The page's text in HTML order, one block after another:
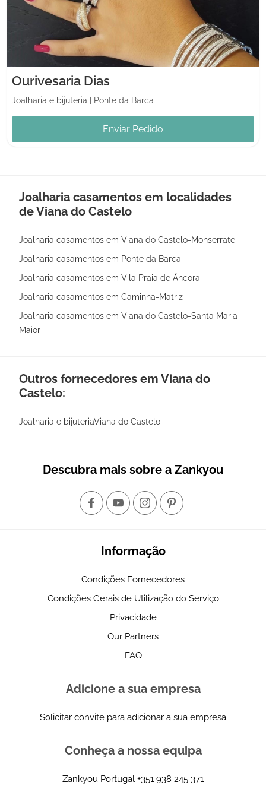
Ourivesaria Dias
Joalharia e bijuteria Ponte da Barca
Enviar Pedido
Joalharia casamentos em localidades
de Viana do Castelo
Joalharia casamentos em Viana do Castelo-Monserrate
Joalharia casamentos em Ponte da Barca
Joalharia casamentos em Vila Praia de Âncora
Joalharia casamentos em Caminha-Matriz
Joalharia casamentos em Viana do Castelo-Santa Maria
Maior
Outros fornecedores em Viana do
Castelo:
Joalharia e bijuteriaViana do Castelo
Descubra mais sobre a Zankyou
Informação
Condições Fornecedores
Condições Gerais de Utilização do Serviço
Privacidade
Our Partners
FAQ
Adicione a sua empresa
Solicitar convite para adicionar a sua empresa
Conheça a nossa equipa
Zankyou Portugal +351 938 245 371